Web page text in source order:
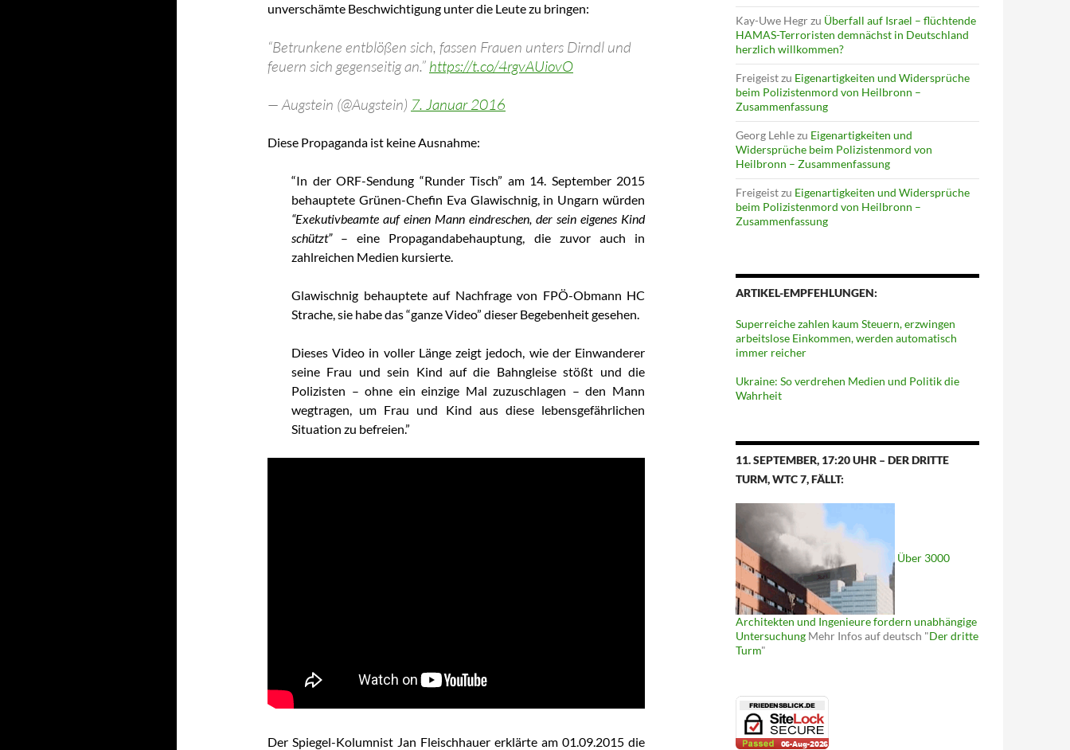
unverschämte Beschwichtigung unter die Leute zu bringen:
“Betrunkene entblößen sich, fassen Frauen unters Dirndl und
feuern sich gegenseitig an.” https://t.co/4rgvAUiovO
— Augstein (@Augstein) 7. Januar 2016
Diese Propaganda ist keine Ausnahme:
“In der ORF-Sendung “Runder Tisch” am 14. September 2015
behauptete Grünen-Chefin Eva Glawischnig, in Ungarn würden
“Exekutivbeamte auf einen Mann eindreschen, der sein eigenes Kind
schützt”– eine Propagandabehauptung, die zuvor auch in
zahlreichen Medien kursierte.
Glawischnig behauptete auf Nachfrage von FPÖ-Obmann HC
Strache, sie habe das “ganze Video” dieser Begebenheit gesehen.
Dieses Video in voller Länge zeigt jedoch, wie der Einwanderer
seine Frau und sein Kind auf die Bahngleise stößt und die
Polizisten – ohne ein einzige Mal zuzuschlagen – den Mann
wegtragen, um Frau und Kind aus diese lebensgefährlichen
Situation zu befreien.”
Der Spiegel-Kolumnist Jan Fleischhauer erklärte am 01.09.2015 die
Kay-Uwe Hegrzu Überfall auf Israel – flüchtende
HAMAS-Terroristen demnächst in Deutschland
herzlich willkommen?
Freigeistzu Eigenartigkeiten und Widersprüche
beim Polizistenmord von Heilbronn –
Zusammenfassung
Georg Lehlezu Eigenartigkeiten und
Widersprüche beim Polizistenmord von
Heilbronn – Zusammenfassung
Freigeistzu Eigenartigkeiten und Widersprüche
beim Polizistenmord von Heilbronn –
Zusammenfassung
ARTIKEL-EMPFEHLUNGEN:
Superreiche zahlen kaum Steuern, erzwingen
arbeitslose Einkommen, werden automatisch
immer reicher
Ukraine: So verdrehen Medien und Politik die
Wahrheit
11. SEPTEMBER, 17:20 UHR – DER DRITTE
TURM, WTC 7, FÄLLT:
Über 3000
Architekten und Ingenieure fordern unabhängige
Untersuchung Mehr Infos auf deutsch "Der dritte
Turm"